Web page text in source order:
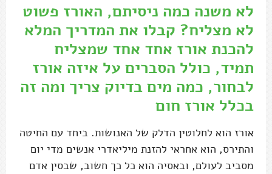
לא משנה כמה ניסיתם, האורז פשוט
לא מצליח? קבלו את המדריך המלא
להכנת אורז אחד אחד שמצליח
תמיד, כולל הסברים על איזה אורז
לבחור, כמה מים בדיוק צריך ומה זה
בכלל אורז חום
אורז הוא לחלוטין הדלק של האנושות. ביחד עם החיטה
והתירס, הוא אחראי להזנת מיליאדרי אנשים מדי יום
מסביב לעולם, ובאסיה הוא כל כך חשוב, שבסין אדם